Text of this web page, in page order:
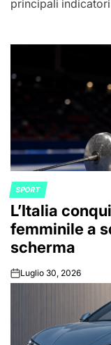
principali
POSTED
IN
SPORT
L’Italia
femminile a
scherma
onLuglio 30, 2026